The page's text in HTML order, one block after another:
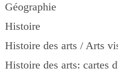
Géographie
Histoire
Histoire des arts / Arts
Histoire des arts: cartes